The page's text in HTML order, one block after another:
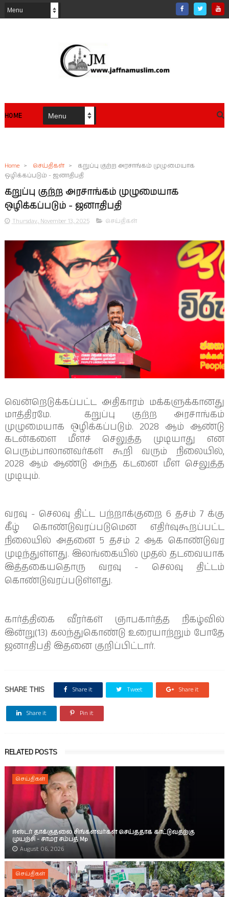
HOME
Home > செய்திகள் >
கறுப்பு குற்ற அரசாங்கம் முழுமையாக
ஒழிக்கப்படும் - ஜனாதிபதி
கறுப்பு குற்ற அரசாங்கம் முழுமையாக
ஒழிக்கப்படும் - ஜனாதிபதி
Thursday, November 13, 2025 செய்திகள்
வென்றெடுக்கப்பட்ட அதிகாரம் மக்களுக்கானது
மாத்திரமே. கறுப்பு குற்ற அரசாங்கம்
முழுமையாக ஒழிக்கப்படும். 2028 ஆம் ஆண்டு
கடன்களை மீளச் செலுத்த முடியாது என
பெரும்பாலானவர்கள் கூறி வரும் நிலையில்,
2028 ஆம் ஆண்டு அந்த கடனை மீள செலுத்த
முடியும்.
வரவு - செலவு திட்ட பற்றாக்குறை 6 தசம் 7 க்கு
கீழ் கொண்டுவரப்படுமென எதிர்வுகூறப்பட்ட
நிலையில் அதனை 5 தசம் 2 ஆக கொண்டுவர
முடிந்துள்ளது. இலங்கையில் முதல் தடவையாக
இத்தகையதொரு வரவு - செலவு திட்டம்
கொண்டுவரப்படுள்ளது.
கார்த்திகை வீரர்கள் ஞாபகார்த்த நிகழ்வில்
இன்று(13) கலந்துகொண்டு உரையாற்றும் போதே
ஜனாதிபதி இதனை குறிப்பிட்டார்.
SHARE THIS Share it Tweet Share it
Share it Pin it
RELATED POSTS
செய்திகள்
ஈஸ்டர் தாக்குதலை சிங்களவர்கள் செய்ததாக காட்டுவதற்கு
முயற்சி - சாமர சம்பத் Mp
August 06, 2026
செய்திகள்